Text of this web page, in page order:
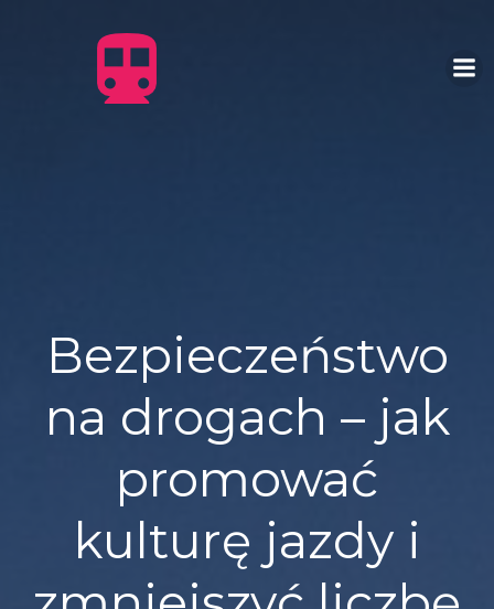
Bezpieczeństwo
na drogach – jak
promować
kulturę jazdy i